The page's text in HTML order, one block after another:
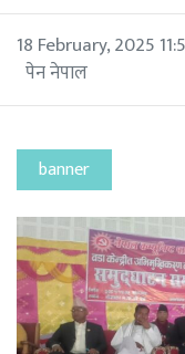
18 February, 2025
पेन नेपाल
banner